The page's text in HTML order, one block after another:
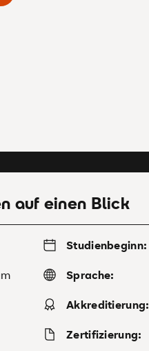
auf einen Blick
Studienbeginn:
Sprache:
Akkreditierung:
Zertifizierung: